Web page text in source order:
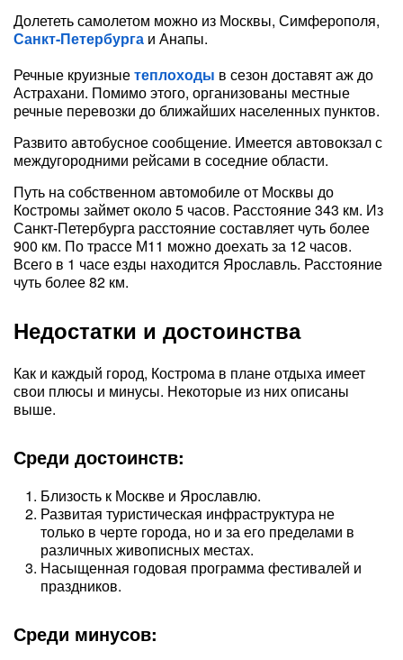
Долететь самолетом можно из Москвы, Симферополя,
Санкт-Петербурга и Анапы.
Речные круизныетеплоходы в сезон доставят аж до
Астрахани. Помимо этого, организованы местные
речные перевозки до ближайших населенных пунктов.
Развито автобусное сообщение. Имеется автовокзал с
междугородними рейсами в соседние области.
Путь на собственном автомобиле от Москвы до
Костромы займет около 5 часов. Расстояние 343 км. Из
Санкт-Петербурга расстояние составляет чуть более
900 км. По трассе М11 можно доехать за 12 часов.
Всего в 1 часе езды находится Ярославль. Расстояние
чуть более 82 км.
Недостатки и достоинства
Как и каждый город, Кострома в плане отдыха имеет
свои плюсы и минусы. Некоторые из них описаны
выше.
Среди достоинств:
Близость к Москве и Ярославлю.
Развитая туристическая инфраструктура не
только в черте города, но и за его пределами в
различных живописных местах.
Насыщенная годовая программа фестивалей и
праздников.
Среди минусов: